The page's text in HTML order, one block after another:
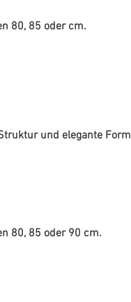
80, 85 oder cm.
und elegante Form
80, 85 oder 90 cm.